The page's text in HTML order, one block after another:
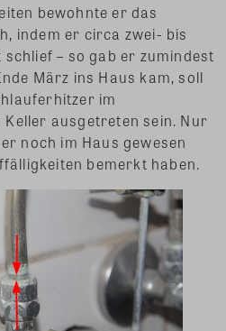
bewohnte er das
indem er circa zwei- bis
– so gab er zumindest
März ins Haus kam, soll
im
Keller ausgetreten sein. Nur
noch im Haus gewesen
bemerkt haben.